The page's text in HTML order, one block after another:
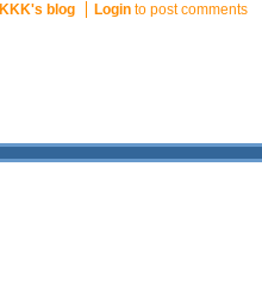
KKK's blog Login to post comments